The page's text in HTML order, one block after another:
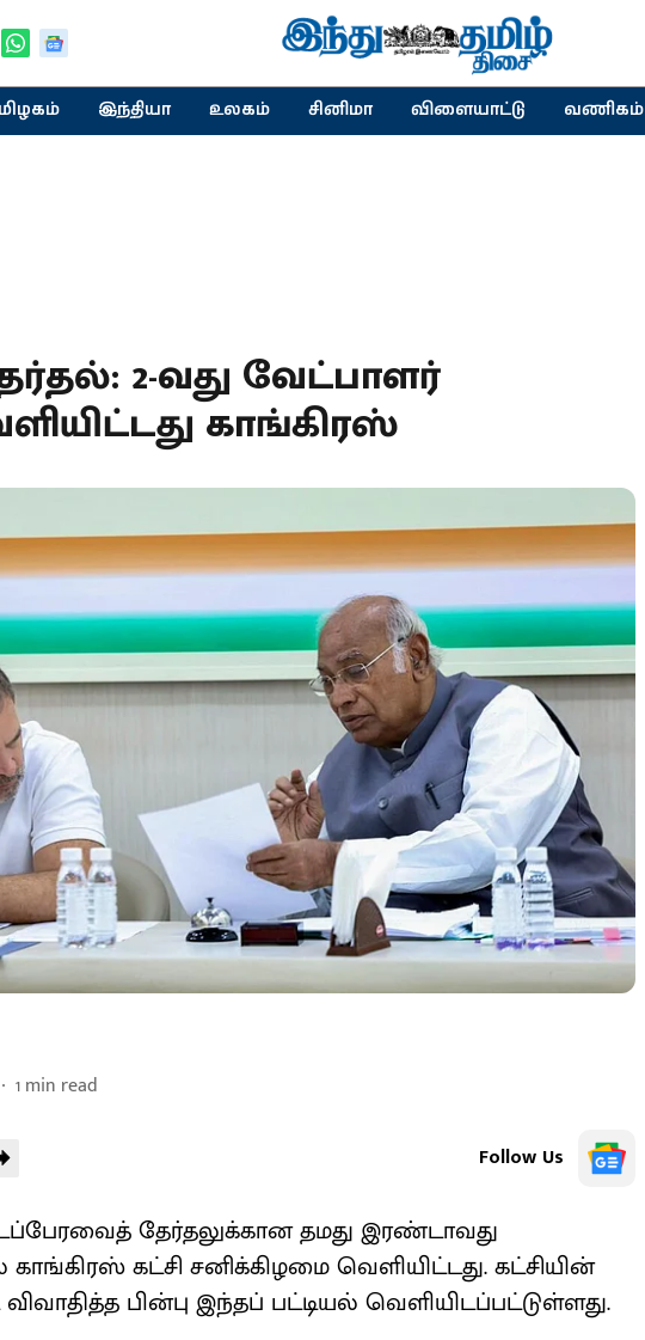
இந்தியா உலகம் சினிமா விளையாட்டு வணிகம்
2-வது வேட்பாளர்
காங்கிரஸ்
1min read
Follow Us
தேர்தலுக்கான தமது இரண்டாவது
கட்சி சனிக்கிழமை வெளியிட்டது. கட்சியின்
விவாதித்த பின்பு இந்தப் பட்டியல் வெளியிடப்பட்டுள்ளது.